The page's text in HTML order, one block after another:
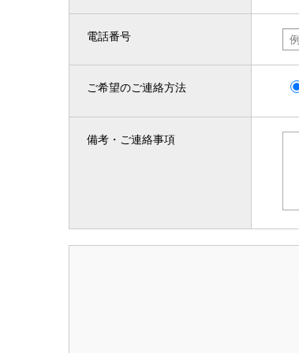
電話番号
ご希望のご連絡方法
備考・ご連絡事項